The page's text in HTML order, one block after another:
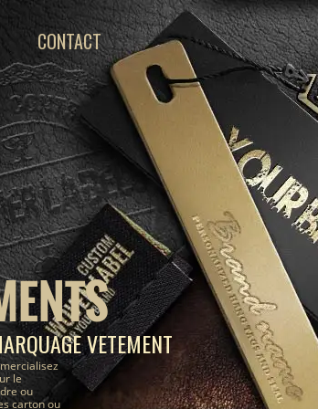
VETEMENT
le
ou
carton ou
CONTACT